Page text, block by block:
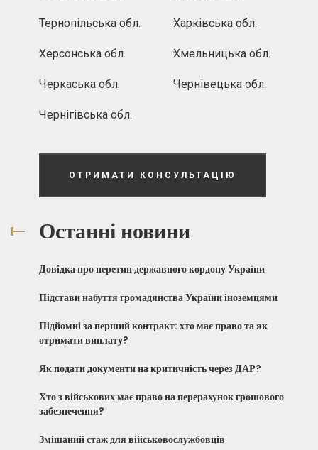
Тернопільська обл. Харківська обл.
Херсонська обл. Хмельницька обл.
Черкаська обл. Чернівецька обл.
Чернігівська обл.
ОТРИМАТИ КОНСУЛЬТАЦІЮ
Останні новини
Довідка про перетин державного кордону України
Підстави набуття громадянства України іноземцями
Підйомні за перший контракт: хто має право та як
отримати виплату?
Як подати документи на критичність через ДАР?
Хто з військових має право на перерахунок грошового
забезпечення?
Змішаний стаж для військовослужбовців